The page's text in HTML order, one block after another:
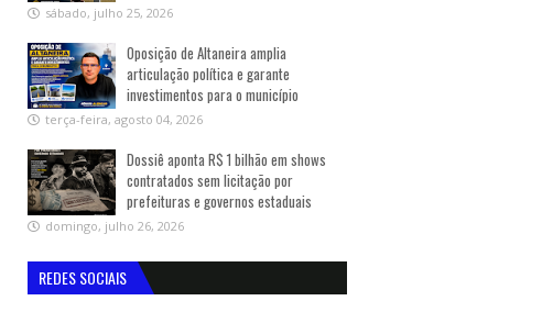
sábado, julho 25, 2026
Oposição de Altaneira amplia
articulação política e garante
investimentos para o município
terça-feira, agosto 04, 2026
Dossiê aponta R$ 1 bilhão em shows
contratados sem licitação por
prefeituras e governos estaduais
domingo, julho 26, 2026
REDES SOCIAIS